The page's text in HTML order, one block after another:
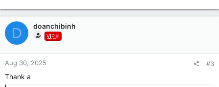
D doanchibinh
V͟I͟P͟♕
Aug 30, 2025 #3
Thank a